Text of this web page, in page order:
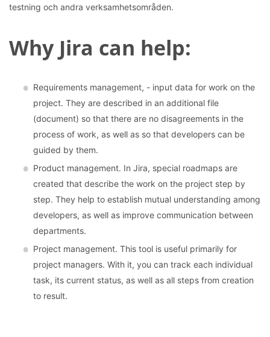
testning och andra verksamhetsområden.
Why Jira can help:
Requirements management, - input data for work on the
project. They are described in an additional file
(document) so that there are no disagreements in the
process of work, as well as so that developers can be
guided by them.
Product management. In Jira, special roadmaps are
created that describe the work on the project step by
step. They help to establish mutual understanding among
developers, as well as improve communication between
departments.
Project management. This tool is useful primarily for
project managers. With it, you can track each individual
task, its current status, as well as all steps from creation
to result.